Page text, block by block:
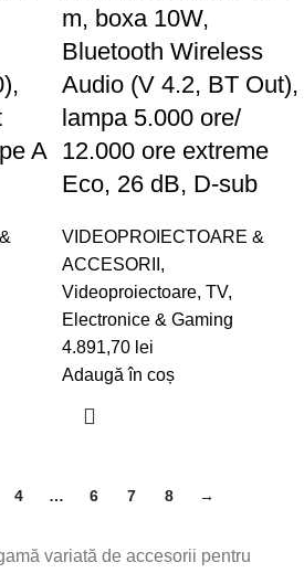
A
m, boxa 10W,
Bluetooth Wireless
Audio (V 4.2, BT Out),
lampa 5.000 ore/
12.000 ore extreme
Eco, 26 dB, D-sub
VIDEOPROIECTOARE &
ACCESORII ,
Videoproiectoare, TV,
Electronice & Gaming
4.891,70 lei
Adaugă în coș
4 … 6 7 8 →
variată de accesorii pentru